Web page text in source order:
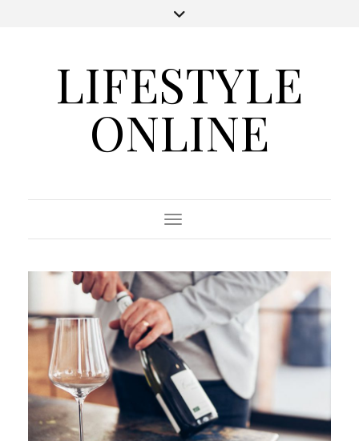
LIFESTYLE
ONLINE
Toggle Navigation